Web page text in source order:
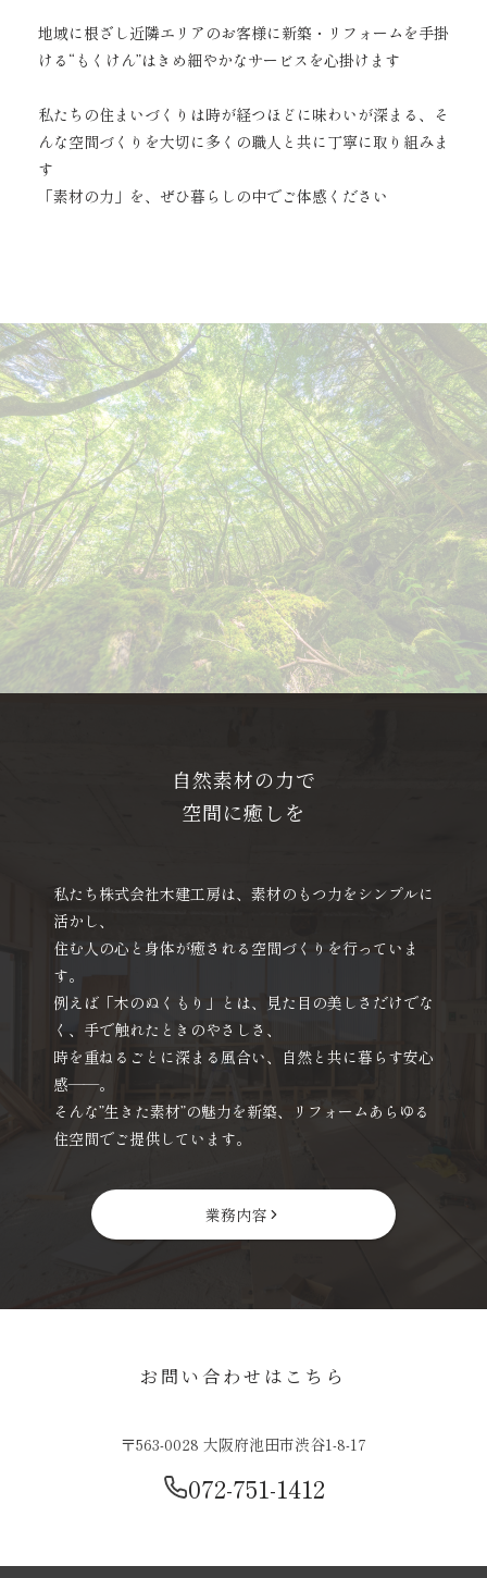
地域に根ざし近隣エリアのお客様に新築・リフォームを手掛
ける“もくけん”はきめ細やかなサービスを心掛けます
私たちの住まいづくりは時が経つほどに味わいが深まる、そ
んな空間づくりを大切に多くの職人と共に丁寧に取り組みま
す
「素材の力」を、ぜひ暮らしの中でご体感ください
自然素材の力で
空間に癒しを
私たち株式会社木建工房は、素材のもつ力をシンプルに
活かし、
住む人の心と身体が癒される空間づくりを行っていま
す。
例えば「木のぬくもり」とは、見た目の美しさだけでな
く、手で触れたときのやさしさ、
時を重ねるごとに深まる風合い、自然と共に暮らす安心
感——。
そんな”生きた素材”の魅力を新築、リフォームあらゆる
住空間でご提供しています。
業務内容
お問い合わせはこちら
〒563-0028 大阪府池田市渋谷1-8-17
072-751-1412